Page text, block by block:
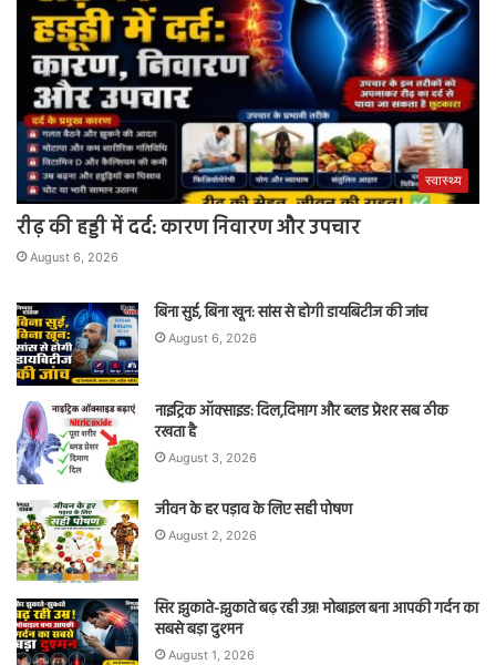
स्वास्थ्य
रीढ़ की हड्डी में दर्द: कारण निवारण और उपचार
August 6, 2026
बिना सुई, बिना खून: सांस से होगी डायबिटीज की जांच
August 6, 2026
नाइट्रिक ऑक्साइड: दिल,दिमाग और ब्लड प्रेशर सब ठीक
रखता है
August 3, 2026
जीवन के हर पड़ाव के लिए सही पोषण
August 2, 2026
सिर झुकाते-झुकाते बढ़ रही उम्र! मोबाइल बना आपकी गर्दन का
सबसे बड़ा दुश्मन
August 1, 2026